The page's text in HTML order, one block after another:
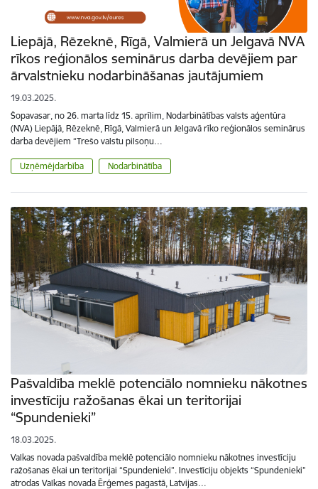
Liepājā, Rēzeknē, Rīgā, Valmierā un Jelgavā NVA
rīkos reģionālos seminārus darba devējiem par
ārvalstnieku nodarbināšanas jautājumiem
19.03.2025.
Šopavasar, no 26. marta līdz 15. aprīlim, Nodarbinātības valsts aģentūra
(NVA) Liepājā, Rēzeknē, Rīgā, Valmierā un Jelgavā rīko reģionālos seminārus
darba devējiem “Trešo valstu pilsoņu…
Uzņēmējdarbība Nodarbinātība
Pašvaldība meklē potenciālo nomnieku nākotnes
investīciju ražošanas ēkai un teritorijai
“Spundenieki”
18.03.2025.
Valkas novada pašvaldība meklē potenciālo nomnieku nākotnes investīciju
ražošanas ēkai un teritorijai “Spundenieki”. Investīciju objekts “Spundenieki”
atrodas Valkas novada Ērģemes pagastā, Latvijas…